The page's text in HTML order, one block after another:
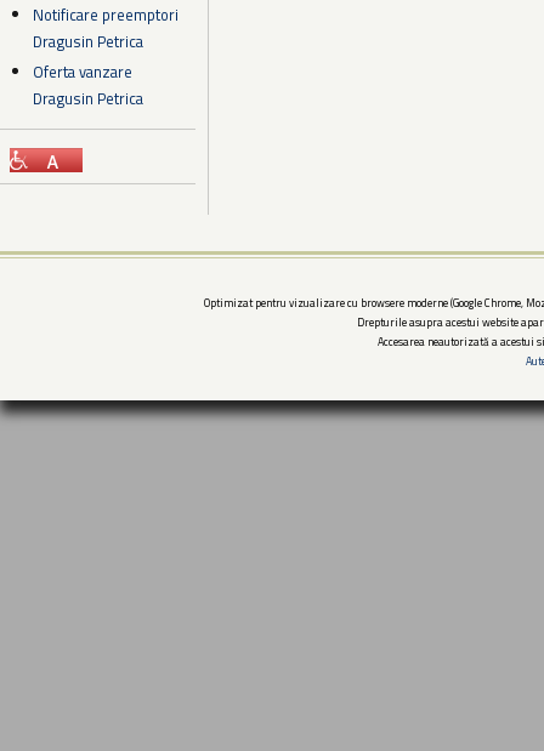
Notificare preemptori
Dragusin Petrica
Oferta vanzare
Dragusin Petrica
Optimizat pentru vizualizare cu browsere moderne (Google Chrome,
Drepturile asupra acestui website
Accesarea neautorizată a acestui